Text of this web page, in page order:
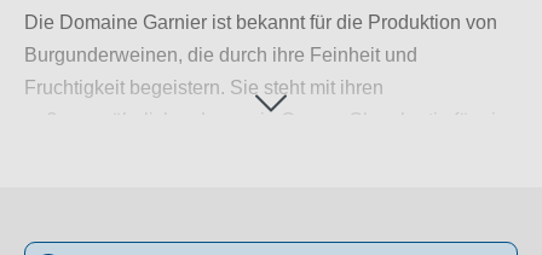
Die Domaine Garnier ist bekannt für die Produktion von
Burgunderweinen, die durch ihre Feinheit und
Fruchtigkeit begeistern. Sie steht mit ihren
außergewöhnlichen Lagen in Gevrey-Chambertin für eine
Glas spürbar wird.